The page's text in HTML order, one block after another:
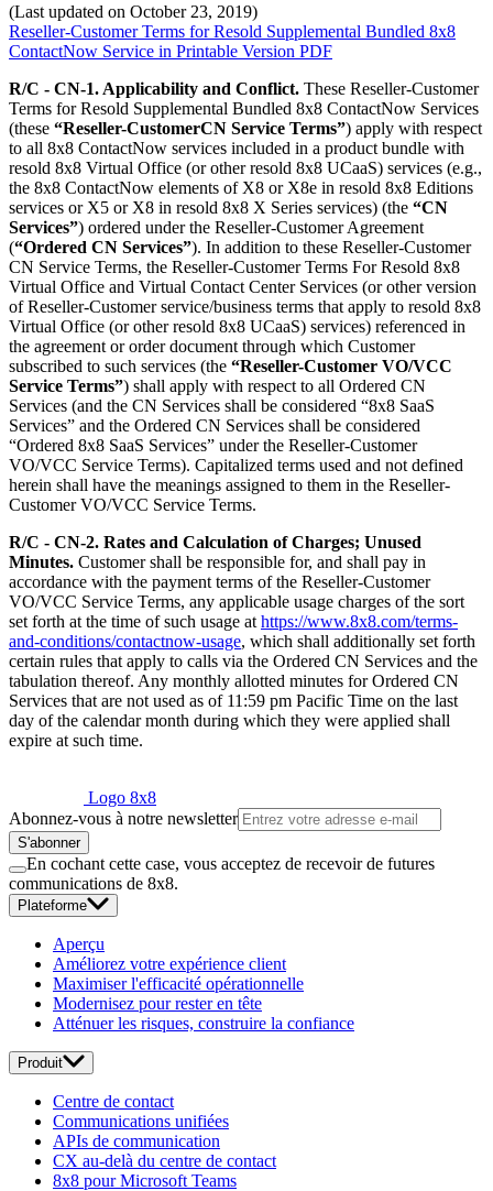
(Last updated on October 23, 2019)
Reseller-Customer Terms for Resold Supplemental Bundled 8x8
ContactNow Service in Printable Version PDF
R/C - CN-1. Applicability and Conflict. These Reseller-Customer
Terms for Resold Supplemental Bundled 8x8 ContactNow Services
(these “Reseller-CustomerCN Service Terms”) apply with respect
to all 8x8 ContactNow services included in a product bundle with
resold 8x8 Virtual Office (or other resold 8x8 UCaaS) services (e.g.,
the 8x8 ContactNow elements of X8 or X8e in resold 8x8 Editions
services or X5 or X8 in resold 8x8 X Series services) (the “CN
Services”) ordered under the Reseller-Customer Agreement
(“Ordered CN Services”). In addition to these Reseller-Customer
CN Service Terms, the Reseller-Customer Terms For Resold 8x8
Virtual Office and Virtual Contact Center Services (or other version
of Reseller-Customer service/business terms that apply to resold 8x8
Virtual Office (or other resold 8x8 UCaaS) services) referenced in
the agreement or order document through which Customer
subscribed to such services (the “Reseller-Customer VO/VCC
Service Terms”) shall apply with respect to all Ordered CN
Services (and the CN Services shall be considered “8x8 SaaS
Services” and the Ordered CN Services shall be considered
“Ordered 8x8 SaaS Services” under the Reseller-Customer
VO/VCC Service Terms). Capitalized terms used and not defined
herein shall have the meanings assigned to them in the Reseller-
Customer VO/VCC Service Terms.
R/C - CN-2. Rates and Calculation of Charges; Unused
Minutes. Customer shall be responsible for, and shall pay in
accordance with the payment terms of the Reseller-Customer
VO/VCC Service Terms, any applicable usage charges of the sort
set forth at the time of such usage at https://www.8x8.com/terms-
and-conditions/contactnow-usage, which shall additionally set forth
certain rules that apply to calls via the Ordered CN Services and the
tabulation thereof. Any monthly allotted minutes for Ordered CN
Services that are not used as of 11:59 pm Pacific Time on the last
day of the calendar month during which they were applied shall
expire at such time.
Logo 8x8
Abonnez-vous à notre newsletter
S'abonner
En cochant cette case, vous acceptez de recevoir de futures
communications de 8x8.
Plateforme
Aperçu
Améliorez votre expérience client
Maximiser l'efficacité opérationnelle
Modernisez pour rester en tête
Atténuer les risques, construire la confiance
Produit
Centre de contact
Communications unifiées
APIs de communication
CX au-delà du centre de contact
8x8 pour Microsoft Teams